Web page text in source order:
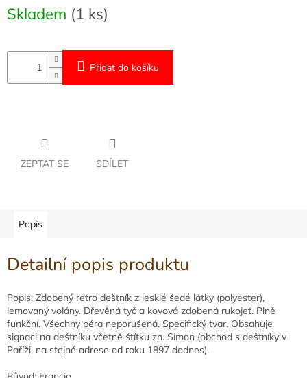
cena:
Skladem (1 ks)
Přidat do košíku
ZEPTAT SE SDÍLET
Popis
Detailní popis produktu
Popis: Zdobený retro deštník z lesklé šedé látky (polyester),
lemovaný volány. Dřevěná tyč a kovová zdobená rukojeť. Plně
funkční. Všechny péra neporušená. Specifický tvar. Obsahuje
signaci na deštníku včetně štítku zn. Simon (obchod s deštníky v
Paříži, na stejné adrese od roku 1897 dodnes).